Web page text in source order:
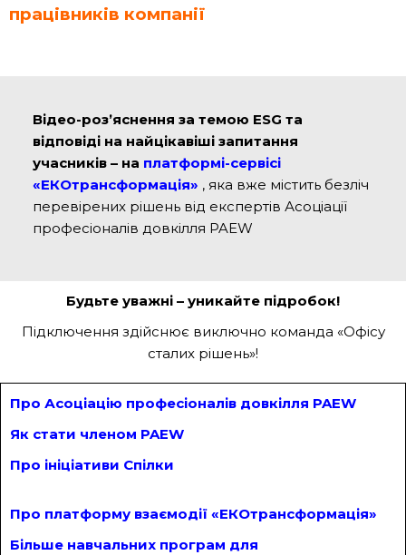
працівників компанії
Відео-розʼяснення за темою ESG та
відповіді на найцікавіші запитання
учасників – на платформі-сервісі
«ЕКОтрансформація» , яка вже містить безліч
перевірених рішень від експертів Асоціації
професіоналів довкілля PAEW
Будьте уважні – уникайте підробок!
Підключення здійснює виключно команда «Офісу
сталих рішень»!
Про Асоціацію професіоналів довкілля PAEW
Як стати членом PAEW
Про ініціативи Спілки
Про платформу взаємодії «ЕКОтрансформація»
Більше навчальних програм для